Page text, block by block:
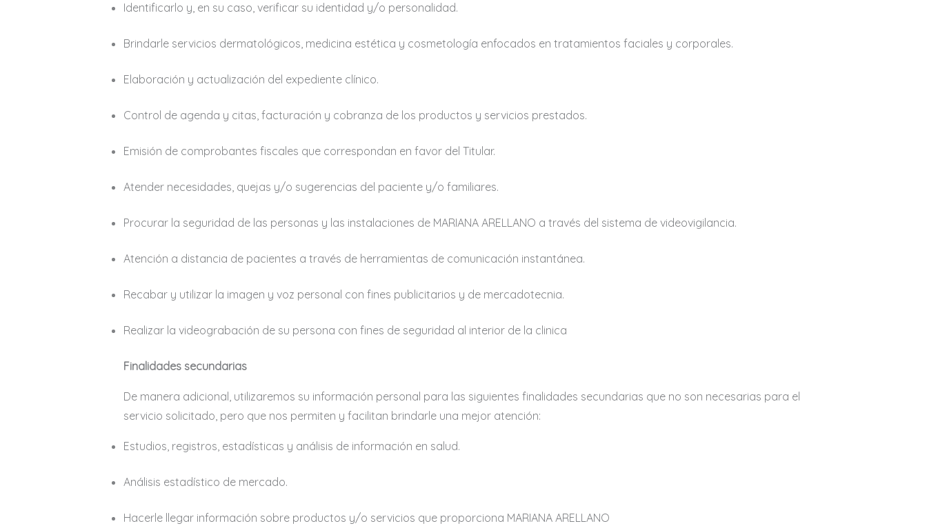
Identificarlo y, en su caso, verificar su identidad y/o personalidad.
Brindarle servicios dermatológicos, medicina estética y cosmetología enfocados en tratamientos faciales y corporales.
Elaboración y actualización del expediente clínico.
Control de agenda y citas, facturación y cobranza de los productos y servicios prestados.
Emisión de comprobantes fiscales que correspondan en favor del Titular.
Atender necesidades, quejas y/o sugerencias del paciente y/o familiares.
Procurar la seguridad de las personas y las instalaciones de MARIANA ARELLANO a través del sistema de videovigilancia.
Atención a distancia de pacientes a través de herramientas de comunicación instantánea.
Recabar y utilizar la imagen y voz personal con fines publicitarios y de mercadotecnia.
Realizar la videograbación de su persona con fines de seguridad al interior de la clinica
Finalidades secundarias
De manera adicional, utilizaremos su información personal para las siguientes finalidades secundarias que no son necesarias para el
servicio solicitado, pero que nos permiten y facilitan brindarle una mejor atención:
Estudios, registros, estadísticas y análisis de información en salud.
Análisis estadístico de mercado.
Hacerle llegar información sobre productos y/o servicios que proporciona MARIANA ARELLANO